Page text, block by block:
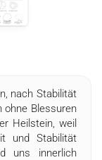
nach Stabilität
ohne Blessuren
Heilstein, weil
und Stabilität
uns innerlich